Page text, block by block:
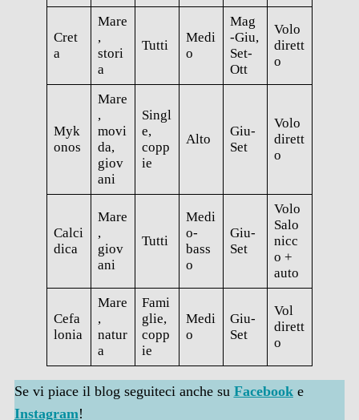
Cret
a
Mare
,
stori
a
Tutti
Medi
o
Mag
-Giu,
Set-
Ott
Volo
dirett
o
Myk
onos
Mare
,
movi
da,
giov
ani
Singl
e,
copp
ie
Alto
Giu-
Set
Volo
dirett
o
Calci
dica
Mare
,
giov
ani
Tutti
Medi
o-
bass
o
Giu-
Set
Volo
Salo
nicc
o +
auto
Cefa
lonia
Mare
,
natur
a
Fami
glie,
copp
ie
Medi
o
Giu-
Set
Vol
dirett
o
Se vi piace il blog seguiteci anche su Facebooke
Instagram!